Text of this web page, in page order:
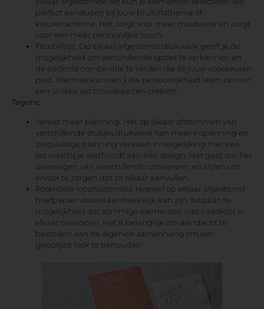
perfect aansluiten bij jouw bruiloftsthema of
kleurenschema. Het zorgt voor meer maatwerk en zorgt
voor een meer persoonlijke touch.
Flexibiliteit: Op elkaar afgestemd drukwerk geeft je de
mogelijkheid om verschillende opties te verkennen en
de perfecte combinatie te vinden die bij jouw voorkeuren
past. Hiermee kunnen jullie persoonlijkheid laten zien en
een unieke set trouwkaarten creëren.
Tegens:
Vereist meer planning: Het op elkaar afstemmen van
verschillende stukjes drukwerk kan meer inspanning en
zorgvuldige planning vereisen in vergelijking met een
set waarbij je vasthoudt aan één design. Het gaat om het
overwegen van verschillende ontwerpen en stijlen om
ervoor te zorgen dat ze elkaar aanvullen.
Potentiële inconsistenties: Hoewel op elkaar afgestemd
briefpapier visueel aantrekkelijk kan zijn, bestaat de
mogelijkheid dat sommige elementen niet naadloos in
elkaar overlopen. Het is belangrijk om aandacht te
besteden aan de algehele samenhang om een
gepolijste look te behouden.